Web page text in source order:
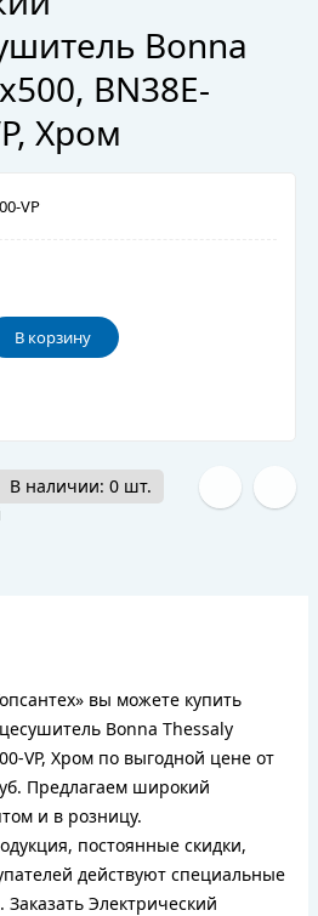
Bonna
BN38E-
Хром
VP
В корзину
В наличии: 0 шт.
вы можете купить
Bonna Thessaly
VP, Хром по выгодной цене от
Предлагаем широкий
и в розницу.
постоянные скидки,
действуют специальные
Электрический